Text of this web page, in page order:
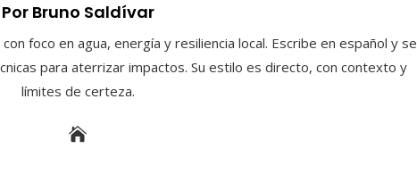
Por Bruno Saldívar
foco en agua, energía y resiliencia local. Escribe en español y se
para aterrizar impactos. Su estilo es directo, con contexto y
límites de certeza.